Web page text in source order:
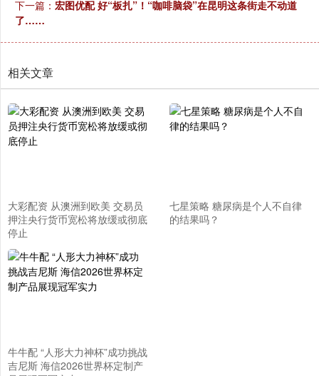
下一篇： 宏图优配 好“板扎”！“咖啡脑袋”在昆明这条街走不动道
了……
相关文章
大彩配资 从澳洲到欧美 交易员
押注央行货币宽松将放缓或彻底
停止
七星策略 糖尿病是个人不自律
的结果吗？
牛牛配 “人形大力神杯”成功挑战
吉尼斯 海信2026世界杯定制产